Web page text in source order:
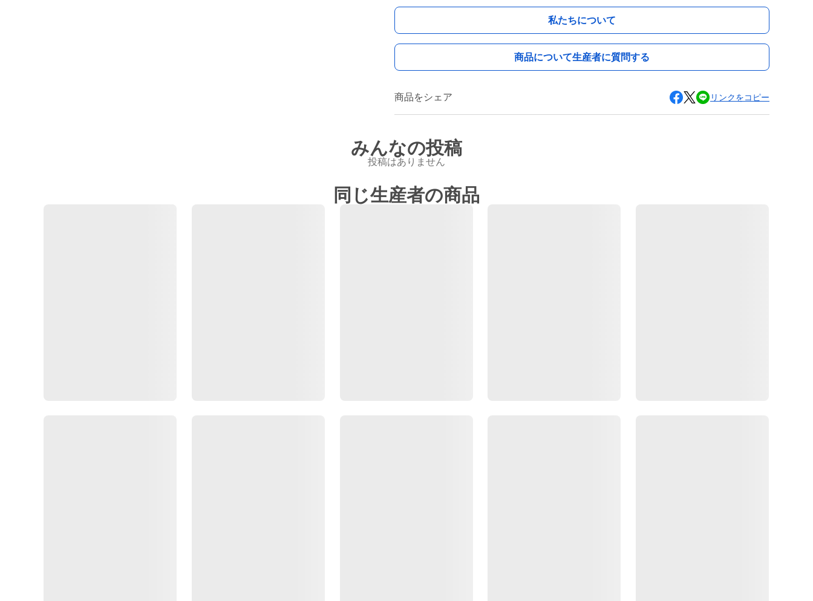
私たちについて
商品について生産者に質問する
商品をシェア リンクをコピー
みんなの投稿
投稿はありません
同じ生産者の商品